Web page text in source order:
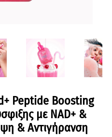
Peptide Boosting
με NAD+ &
& Αντιγήρανση